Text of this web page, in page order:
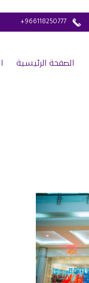
+966118250777
الصفحة الرئيسية